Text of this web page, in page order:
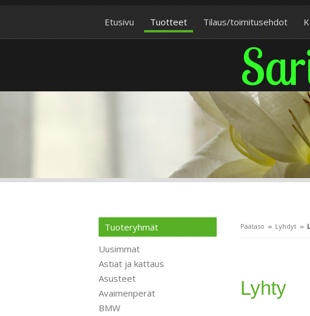
Etusivu Tuotteet Tilaus/toimitusehdot
Päätaso ›› Lyhdyt››
Lyhty
Tuoteryhmät
Uusimmat
Astiat ja kattaus
Asusteet
Avaimenperät
BMW